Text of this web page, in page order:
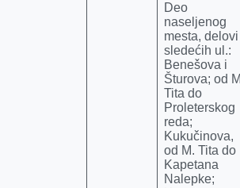
Deo
naseljenog
mesta, delovi
sledećih ul.:
Benešova i
Šturova; od
Tita do
Proleterskog
reda;
Kukučinova,
od M. Tita do
Kapetana
Nalepke;